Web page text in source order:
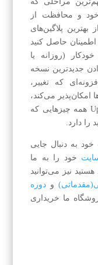
و محافظت از
بهترین پلاگین‌های
حاصل کنید
(روزانه یا
جدیدترین نسخه
که تغییر،
امکان‌پذیر می‌کند،
اهمیت دارد. به نظر می‌رسد UpdraftPlus همه چیزهایی که
را دارد.
به دنبال جایی
خود را به ما
نیز می‌توانید
و دوره
ما خریداری